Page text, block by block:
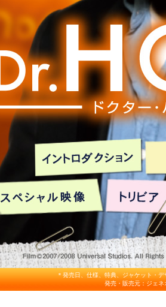
＊発売日、仕様、特典、ジャケット・
発売・販売元：ジェ